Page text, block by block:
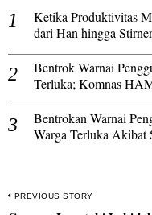
Ketika Produktivitas
dari Han hingga Stirner
Bentrok Warnai
Terluka; Komnas
Bentrokan Warnai
Warga Terluka Akibat
Navigasi
PREVIOUS STORY